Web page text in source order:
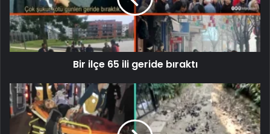
Bir ilçe 65 ili geride bıraktı